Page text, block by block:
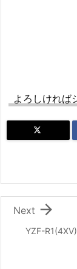
よろしければ
YZF-

Next